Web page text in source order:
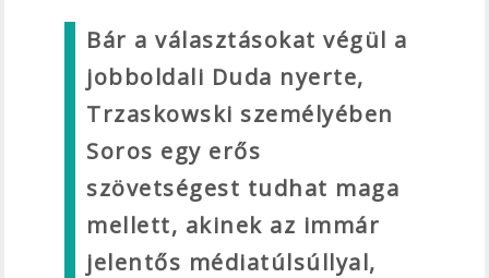
Bár a választásokat végül a
jobboldali Duda nyerte,
Trzaskowski személyében
Soros egy erős
szövetségest tudhat maga
mellett, akinek az immár
jelentős médiatúlsúllyal,